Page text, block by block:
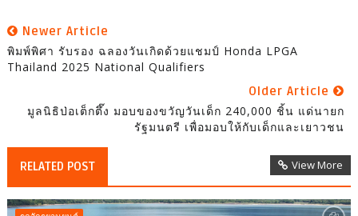
Newer Article
พิมพ์พิศา รับรอง ฉลองวันเกิดด้วยแชมป์ Honda LPGA
Thailand 2025 National Qualifiers
Older Article
มูลนิธิป่อเต็กตึ๊ง มอบของขวัญวันเด็ก 240,000 ชิ้น แด่นายก
รัฐมนตรี เพื่อมอบให้กับเด็กและเยาวชน
RELATED POST View More